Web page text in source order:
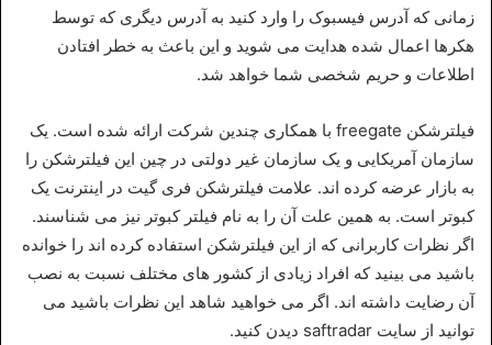
زمانی که آدرس فیسبوک را وارد کنید به آدرس دیگری که توسط
هکرها اعمال شده هدایت می شوید و این باعث به خطر افتادن
اطلاعات و حریم شخصی شما خواهد شد.
فیلترشکن freegate با همکاری چندین شرکت ارائه شده است‌. یک
سازمان آمریکایی و یک سازمان غیر دولتی در چین این فیلترشکن را
به بازار عرضه کرده اند‌. علامت فیلترشکن فری گیت در اینترنت یک
کبوتر است. به همین علت آن را به نام فیلتر کبوتر نیز می شناسند.
اگر نظرات کاربرانی که از این فیلترشکن استفاده کرده اند را خوانده
باشید می بینید که افراد زیادی از کشور های مختلف نسبت به نصب
آن رضایت داشته اند. اگر می خواهید شاهد این نظرات باشید می
توانید از سایت saftradar دیدن کنید.